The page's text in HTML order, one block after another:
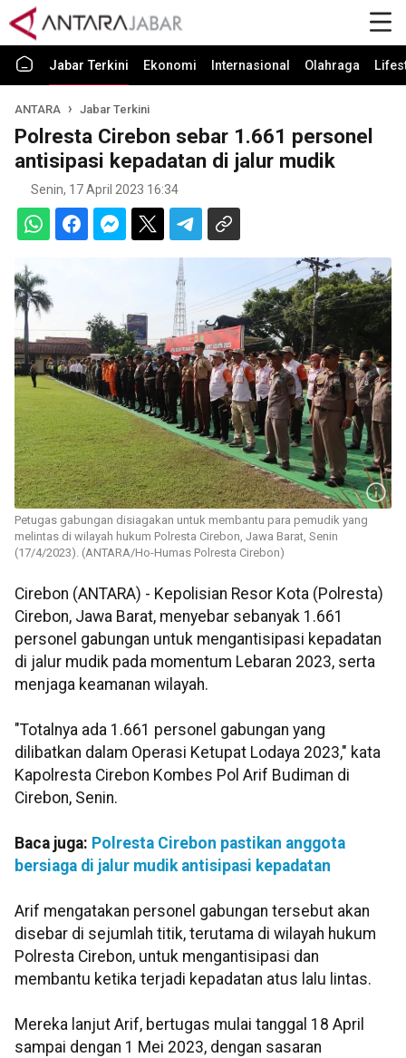
Jabar Terkini Ekonomi Internasional Olahraga
ANTARA Jabar Terkini
Polresta Cirebon sebar 1.661 personel
antisipasi kepadatan di jalur mudik
Senin, 17 April 2023 16:34
Petugas gabungan disiagakan untuk membantu para pemudik yang
melintas di wilayah hukum Polresta Cirebon, Jawa Barat, Senin
(17/4/2023). (ANTARA/Ho-Humas Polresta Cirebon)
Cirebon (ANTARA) - Kepolisian Resor Kota (Polresta)
Cirebon, Jawa Barat, menyebar sebanyak 1.661
personel gabungan untuk mengantisipasi kepadatan
di jalur mudik pada momentum Lebaran 2023, serta
menjaga keamanan wilayah.
"Totalnya ada 1.661 personel gabungan yang
dilibatkan dalam Operasi Ketupat Lodaya 2023," kata
Kapolresta Cirebon Kombes Pol Arif Budiman di
Cirebon, Senin.
Baca juga: Polresta Cirebon pastikan anggota
bersiaga di jalur mudik antisipasi kepadatan
Arif mengatakan personel gabungan tersebut akan
disebar di sejumlah titik, terutama di wilayah hukum
Polresta Cirebon, untuk mengantisipasi dan
membantu ketika terjadi kepadatan atus lalu lintas.
Mereka lanjut Arif, bertugas mulai tanggal 18 April
sampai dengan 1 Mei 2023, dengan sasaran